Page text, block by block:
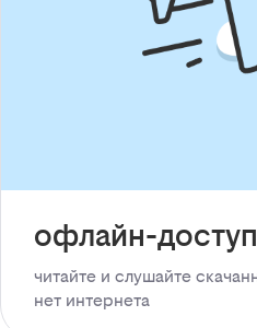
офлайн-доступ
читайте и слушайте
нет интернета